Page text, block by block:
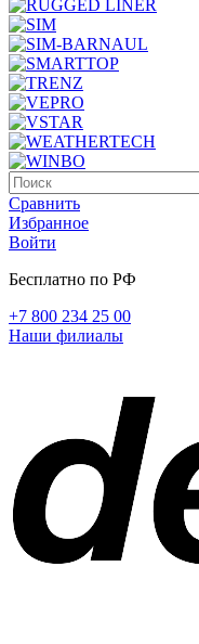
Сравнить
Избранное
Войти
Бесплатно по РФ
+7 800 234 25 00
Наши филиалы